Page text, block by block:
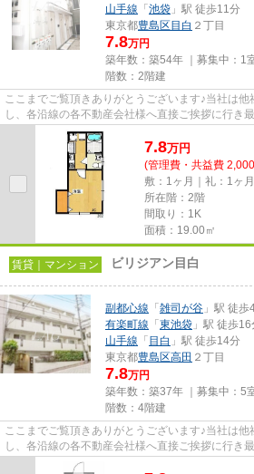
山手線 「 池袋 」駅 徒歩11分
東京都豊島区 目白 ２丁目
7.8万円
築年数：築54年 ｜募集中： 1
階数：2階建
ここまでご覧頂きありがとうございます♪当社は
し、各沿線の各不動産会社様へ直接ご挨拶に行き
しております！最新の情報は...
7.8万円
(管理費・共益費
敷：1ヶ月｜礼：1ヶ月
所在階：2階
間取り：1K
面積：19.00㎡
賃貸｜マンション ビリジアン目白
副都心線 「 雑司が谷 」駅 徒歩
有楽町線 「 東池袋 」駅 徒歩16
山手線 「 目白 」駅 徒歩14分
東京都豊島区高田 ２丁目
7.8万円
築年数：築37年 ｜募集中： 5
階数：4階建
ここまでご覧頂きありがとうございます♪当社は
し、各沿線の各不動産会社様へ直接ご挨拶に行き
しております！最新の情報は...